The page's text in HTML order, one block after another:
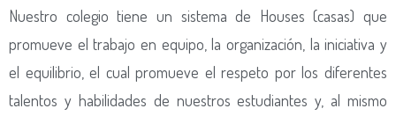
Nuestro colegio tiene un sistema de Houses (casas) que
promueve el trabajo en equipo, la organización, la iniciativa y
el equilibrio, el cual promueve el respeto por los diferentes
talentos y habilidades de nuestros estudiantes y, al mismo